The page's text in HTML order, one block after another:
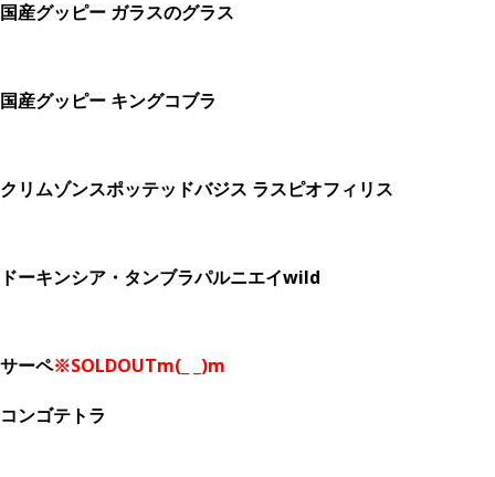
国産グッピー ガラスのグラス
国産グッピー キングコブラ
クリムゾンスポッテッドバジス ラスピオフィリス
ドーキンシア・タンブラパルニエイwild
サーペ※SOLDOUTm(_ _)m
コンゴテトラ